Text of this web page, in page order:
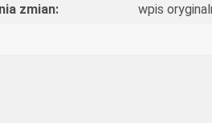
zmian:
wpis